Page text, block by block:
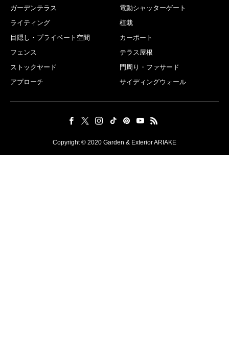
ガーデンテラス
電動シャッターゲート
ライティング
植栽
目隠し・プライベート空間
カーポート
フェンス
テラス屋根
ストックヤード
門周り・ファサード
アプローチ
サイディングウォール
Copyright © 2020 Garden & Exterior ARIAKE